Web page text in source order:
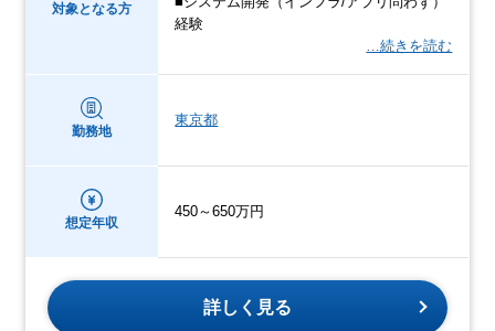
対象となる方
経験
…続きを読む
勤務地
東京都
想定年収
450～650万円
詳しく見る